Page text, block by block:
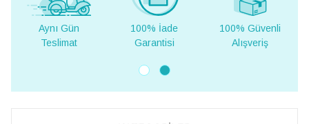
100% İade
Garantisi
100% Güvenli
Alışveriş
Yurt Dışına
Teslimat